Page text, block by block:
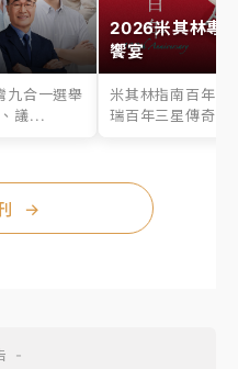
九合一選舉
議...
2026米其林專
饗宴
米其林指南百年之
瑞百年三星傳奇、
→